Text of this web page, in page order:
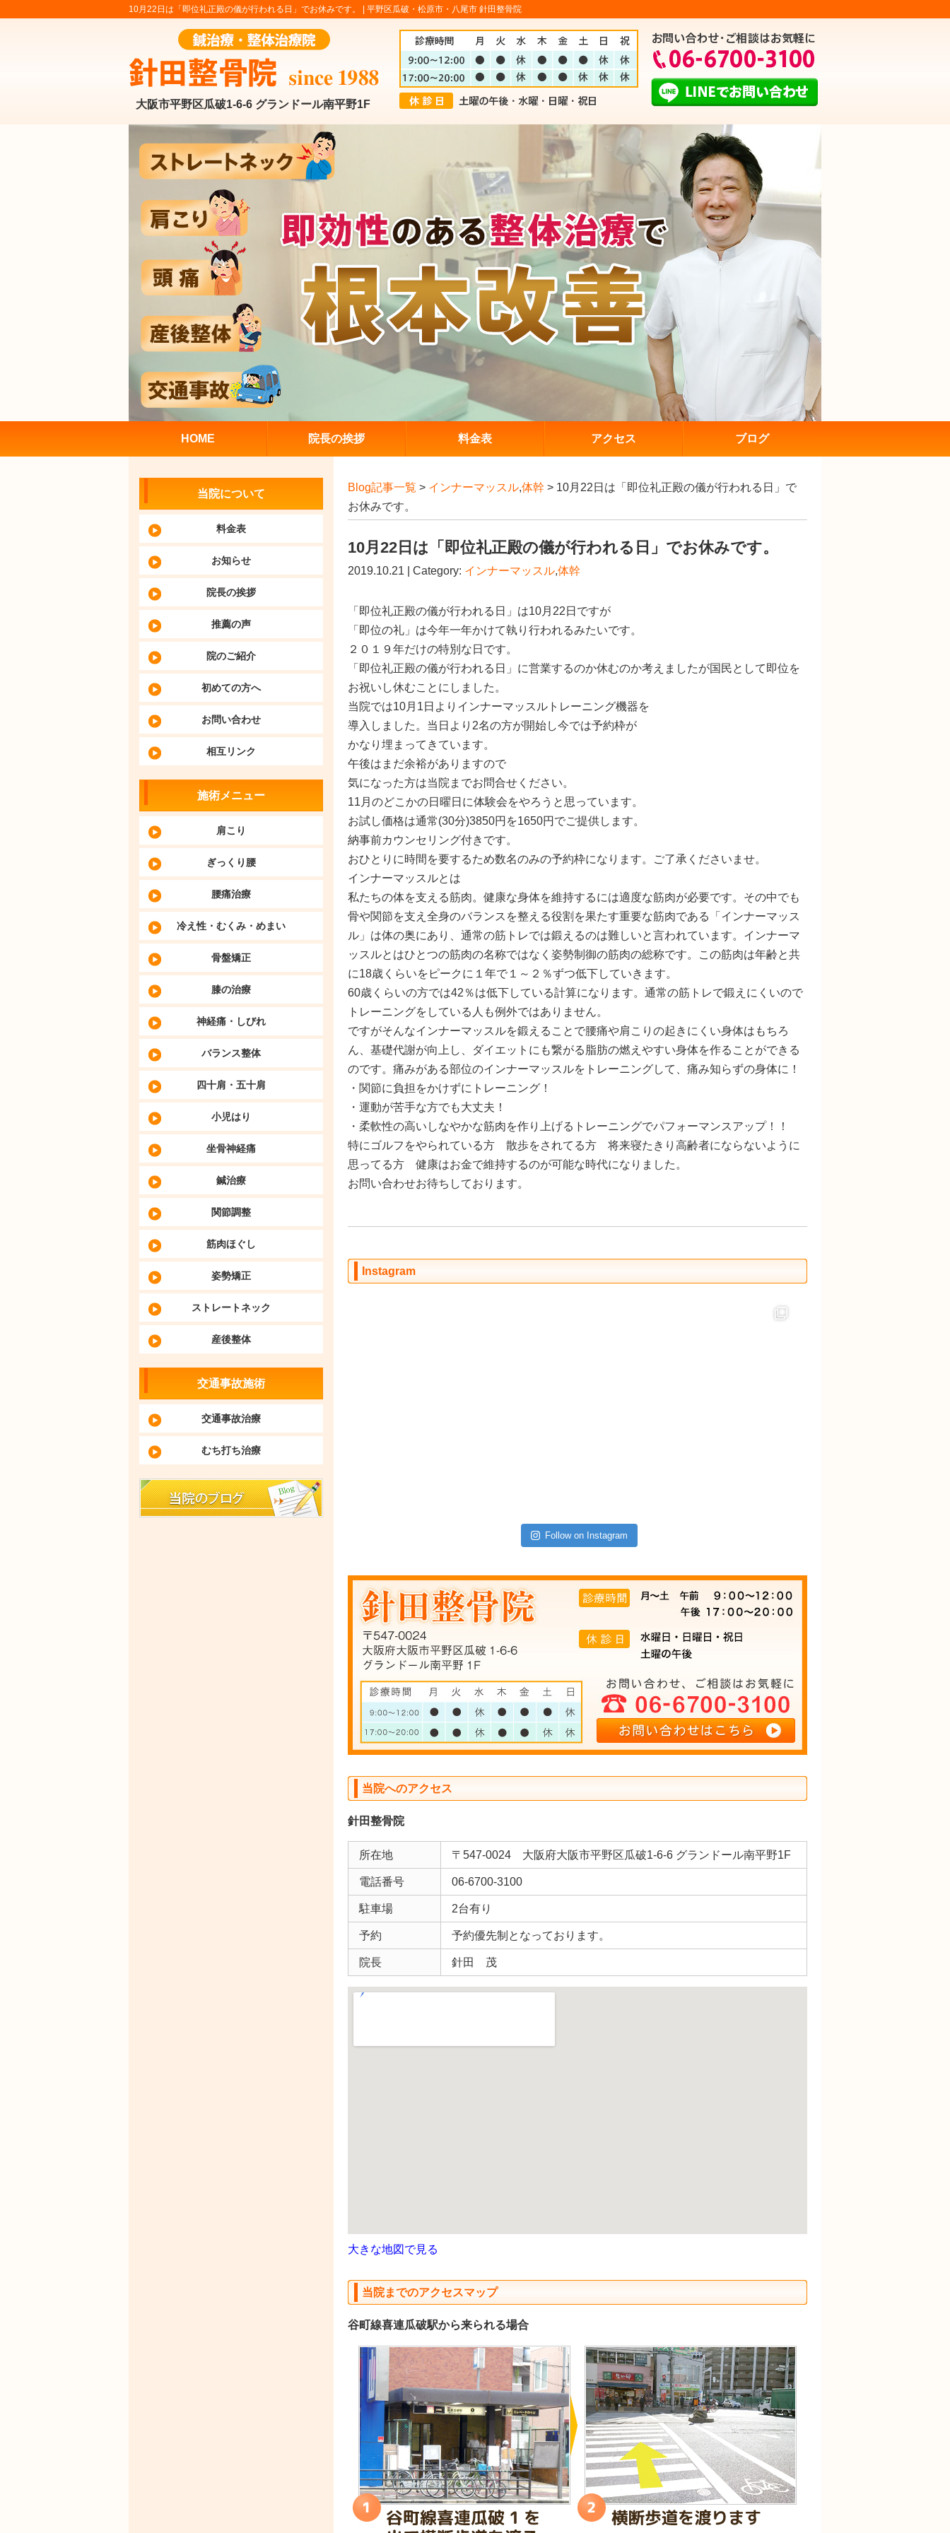
10月22日は「即位礼正殿の儀が行われる日」でお休みです。 | 平野区瓜破・松原市・八尾市 針田整骨院
大阪市平野区瓜破1-6-6 グランドール南平野1F
HOME 院長の挨拶 料金表 アクセス ブログ
Blog記事一覧 > インナーマッスル,体幹 > 10月22日は「即位礼正殿の儀が行われる日」で
お休みです。
10月22日は「即位礼正殿の儀が行われる日」でお休みです。
2019.10.21 | Category: インナーマッスル,体幹
「即位礼正殿の儀が行われる日」は10月22日ですが
「即位の礼」は今年一年かけて執り行われるみたいです。
２０１９年だけの特別な日です。
「即位礼正殿の儀が行われる日」に営業するのか休むのか考えましたが国民として即位を
お祝いし休むことにしました。
当院では10月1日よりインナーマッスルトレーニング機器を
導入しました。当日より2名の方が開始し今では予約枠が
かなり埋まってきています。
午後はまだ余裕がありますので
気になった方は当院までお問合せください。
11月のどこかの日曜日に体験会をやろうと思っています。
お試し価格は通常(30分)3850円を1650円でご提供します。
納事前カウンセリング付きです。
おひとりに時間を要するため数名のみの予約枠になります。ご了承くださいませ。
インナーマッスルとは
私たちの体を支える筋肉。健康な身体を維持するには適度な筋肉が必要です。その中でも
骨や関節を支え全身のバランスを整える役割を果たす重要な筋肉である「インナーマッス
ル」は体の奥にあり、通常の筋トレでは鍛えるのは難しいと言われています。インナーマ
ッスルとはひとつの筋肉の名称ではなく姿勢制御の筋肉の総称です。この筋肉は年齢と共
に18歳くらいをピークに１年で１～２％ずつ低下していきます。
60歳くらいの方では42％は低下している計算になります。通常の筋トレで鍛えにくいので
トレーニングをしている人も例外ではありません。
ですがそんなインナーマッスルを鍛えることで腰痛や肩こりの起きにくい身体はもちろ
ん、基礎代謝が向上し、ダイエットにも繋がる脂肪の燃えやすい身体を作ることができる
のです。痛みがある部位のインナーマッスルをトレーニングして、痛み知らずの身体に！
・関節に負担をかけずにトレーニング！
・運動が苦手な方でも大丈夫！
・柔軟性の高いしなやかな筋肉を作り上げるトレーニングでパフォーマンスアップ！！
特にゴルフをやられている方 散歩をされてる方 将来寝たきり高齢者にならないように
思ってる方 健康はお金で維持するのが可能な時代になりました。
お問い合わせお待ちしております。
Instagram
Follow on Instagram
当院へのアクセス
針田整骨院
所在地 〒547-0024 大阪府大阪市平野区瓜破1-6-6 グランドール南平野1F
電話番号 06-6700-3100
駐車場 2台有り
予約 予約優先制となっております。
院長 針田 茂
大きな地図で見る
当院までのアクセスマップ
谷町線喜連瓜破駅から来られる場合
当院について
料金表
お知らせ
院長の挨拶
推薦の声
院のご紹介
初めての方へ
お問い合わせ
相互リンク
施術メニュー
肩こり
ぎっくり腰
腰痛治療
冷え性・むくみ・めまい
骨盤矯正
膝の治療
神経痛・しびれ
バランス整体
四十肩・五十肩
小児はり
坐骨神経痛
鍼治療
関節調整
筋肉ほぐし
姿勢矯正
ストレートネック
産後整体
交通事故施術
交通事故治療
むち打ち治療